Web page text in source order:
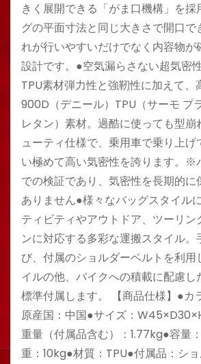
きく展開できる「がま口機構」を採
グの平面寸法と同じ大きさで開口で
れが行いやすいだけでなく内容物が
設計です。●空気漏らさない超気密
TPU素材弾力性と強靭性に加えて、
900D（デニール）TPU（サーモ プ
レタン）素材。過酷に使っても型
ューティ仕様で、乗用車で乗り上げ
い極めて高い気密性を誇ります。※
での検証であり、気密性を長期的に
ありません●様々なバッグスタイル
ティビティやアウトドア、ツーリン
ンに対応する多彩な運搬スタイル。
び、付属のショルダーベルトを利用
イルの他、バイクへの積載に配慮
標準付属します。 【商品仕様】●カ
原産国：中国●サイズ：
重量（付属品含む）：1.77kg●容量
重：10kg●材質：TPU●付属品：シ